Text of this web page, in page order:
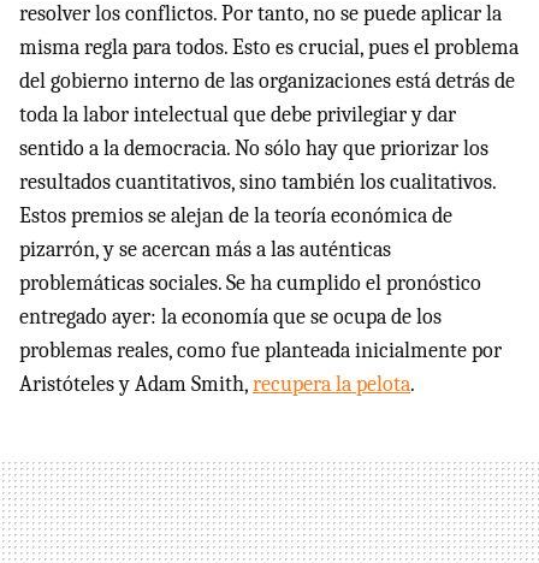
resolver los conflictos. Por tanto, no se puede aplicar la
misma regla para todos. Esto es crucial, pues el problema
del gobierno interno de las organizaciones está detrás de
toda la labor intelectual que debe privilegiar y dar
sentido a la democracia. No sólo hay que priorizar los
resultados cuantitativos, sino también los cualitativos.
Estos premios se alejan de la teoría económica de
pizarrón, y se acercan más a las auténticas
problemáticas sociales. Se ha cumplido el pronóstico
entregado ayer: la economía que se ocupa de los
problemas reales, como fue planteada inicialmente por
Aristóteles y Adam Smith,recupera la pelota.